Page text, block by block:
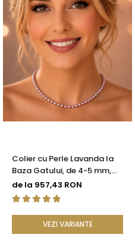
Colier cu Perle Lavanda la
Baza Gatului, de 4-5 mm,
Perle Rare, Calitate AAA+,
Aur 14K | KASKADDA®
de la 957,43 RON
VEZI VARIANTE